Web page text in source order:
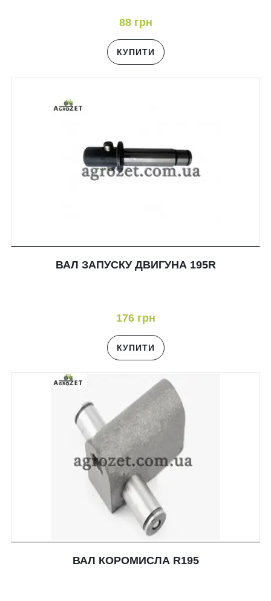
88 грн
КУПИТИ
ВАЛ ЗАПУСКУ ДВИГУНА 195R
176 грн
КУПИТИ
ВАЛ КОРОМИСЛА R195